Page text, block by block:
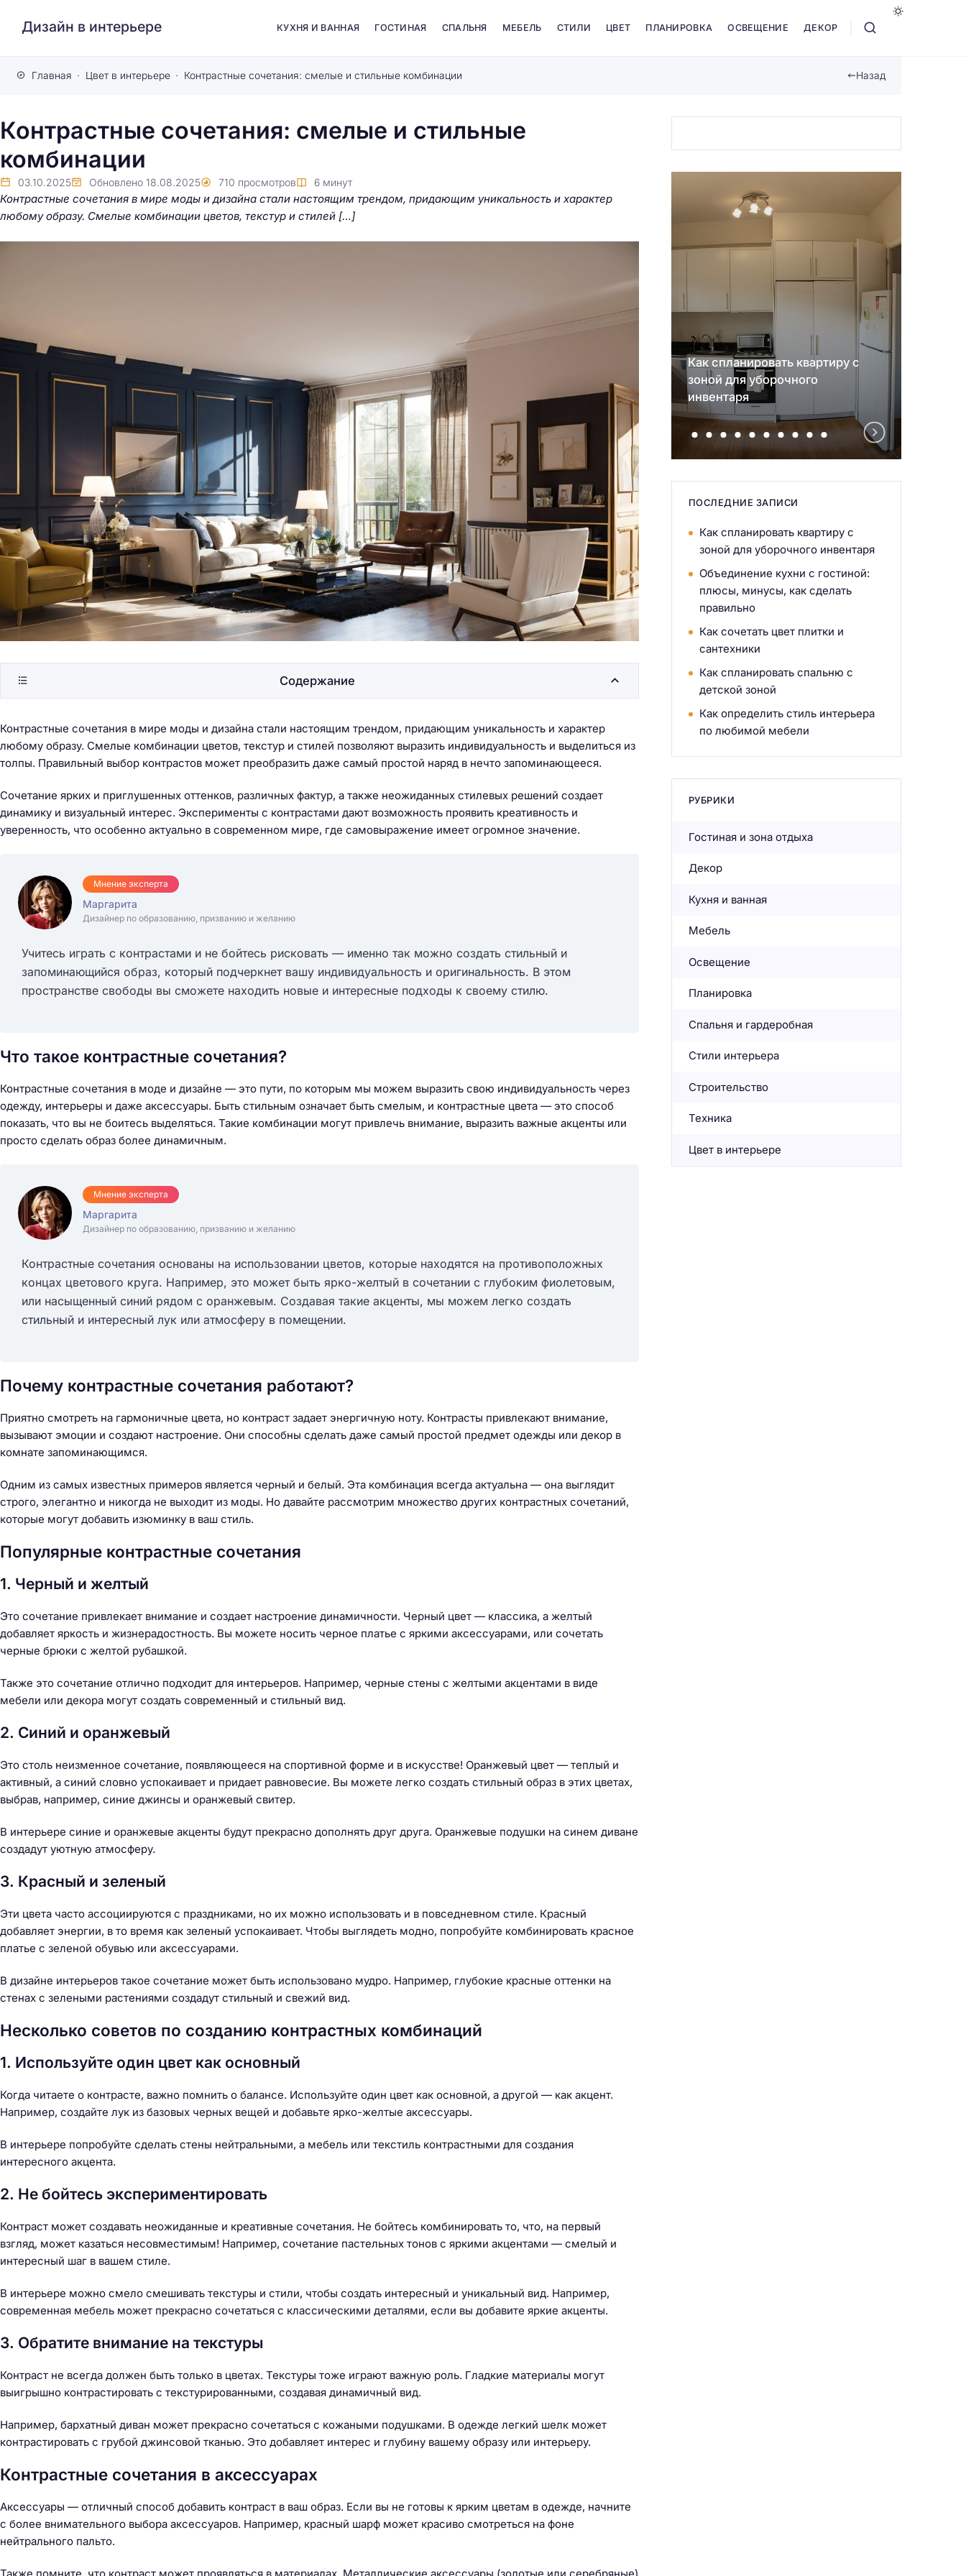
Дизайн в интерьере КУХНЯ И ВАННАЯ ГОСТИНАЯ СПАЛЬНЯ МЕБЕЛЬ СТИЛИ ЦВЕТ ПЛАНИРОВКА ОСВЕЩЕНИЕ ДЕКОР
Главная Цвет в интерьере Контрастные сочетания: смелые и стильные комбинации Назад
Контрастные сочетания: смелые и стильные
комбинации
03.10.2025 Обновлено 18.08.2025 710 просмотров 6 минут
Контрастные сочетания в мире моды и дизайна стали настоящим трендом, придающим уникальность и характер
любому образу. Смелые комбинации цветов, текстур и стилей […]
Контрастные сочетания в мире моды и дизайна стали настоящим трендом, придающим уникальность и характер
любому образу. Смелые комбинации цветов, текстур и стилей позволяют выразить индивидуальность и выделиться из
толпы. Правильный выбор контрастов может преобразить даже самый простой наряд в нечто запоминающееся.
Сочетание ярких и приглушенных оттенков, различных фактур, а также неожиданных стилевых решений создает
динамику и визуальный интерес. Эксперименты с контрастами дают возможность проявить креативность и
уверенность, что особенно актуально в современном мире, где самовыражение имеет огромное значение.
Мнение эксперта
Маргарита
Дизайнер по образованию, призванию и желанию
Учитесь играть с контрастами и не бойтесь рисковать — именно так можно создать стильный и
запоминающийся образ, который подчеркнет вашу индивидуальность и оригинальность. В этом
пространстве свободы вы сможете находить новые и интересные подходы к своему стилю.
Что такое контрастные сочетания?
Контрастные сочетания в моде и дизайне — это пути, по которым мы можем выразить свою индивидуальность через
одежду, интерьеры и даже аксессуары. Быть стильным означает быть смелым, и контрастные цвета — это способ
показать, что вы не боитесь выделяться. Такие комбинации могут привлечь внимание, выразить важные акценты или
просто сделать образ более динамичным.
Мнение эксперта
Маргарита
Дизайнер по образованию, призванию и желанию
Контрастные сочетания основаны на использовании цветов, которые находятся на противоположных
концах цветового круга. Например, это может быть ярко-желтый в сочетании с глубоким фиолетовым,
или насыщенный синий рядом с оранжевым. Создавая такие акценты, мы можем легко создать
стильный и интересный лук или атмосферу в помещении.
Почему контрастные сочетания работают?
Приятно смотреть на гармоничные цвета, но контраст задает энергичную ноту. Контрасты привлекают внимание,
вызывают эмоции и создают настроение. Они способны сделать даже самый простой предмет одежды или декор в
комнате запоминающимся.
Одним из самых известных примеров является черный и белый. Эта комбинация всегда актуальна — она выглядит
строго, элегантно и никогда не выходит из моды. Но давайте рассмотрим множество других контрастных сочетаний,
которые могут добавить изюминку в ваш стиль.
Популярные контрастные сочетания
1. Черный и желтый
Это сочетание привлекает внимание и создает настроение динамичности. Черный цвет — классика, а желтый
добавляет яркость и жизнерадостность. Вы можете носить черное платье с яркими аксессуарами, или сочетать
черные брюки с желтой рубашкой.
Также это сочетание отлично подходит для интерьеров. Например, черные стены с желтыми акцентами в виде
мебели или декора могут создать современный и стильный вид.
2. Синий и оранжевый
Это столь неизменное сочетание, появляющееся на спортивной форме и в искусстве! Оранжевый цвет — теплый и
активный, а синий словно успокаивает и придает равновесие. Вы можете легко создать стильный образ в этих цветах,
выбрав, например, синие джинсы и оранжевый свитер.
В интерьере синие и оранжевые акценты будут прекрасно дополнять друг друга. Оранжевые подушки на синем диване
создадут уютную атмосферу.
3. Красный и зеленый
Эти цвета часто ассоциируются с праздниками, но их можно использовать и в повседневном стиле. Красный
добавляет энергии, в то время как зеленый успокаивает. Чтобы выглядеть модно, попробуйте комбинировать красное
платье с зеленой обувью или аксессуарами.
В дизайне интерьеров такое сочетание может быть использовано мудро. Например, глубокие красные оттенки на
стенах с зелеными растениями создадут стильный и свежий вид.
Несколько советов по созданию контрастных комбинаций
1. Используйте один цвет как основный
Когда читаете о контрасте, важно помнить о балансе. Используйте один цвет как основной, а другой — как акцент.
Например, создайте лук из базовых черных вещей и добавьте ярко-желтые аксессуары.
В интерьере попробуйте сделать стены нейтральными, а мебель или текстиль контрастными для создания
интересного акцента.
2. Не бойтесь экспериментировать
Контраст может создавать неожиданные и креативные сочетания. Не бойтесь комбинировать то, что, на первый
взгляд, может казаться несовместимым! Например, сочетание пастельных тонов с яркими акцентами — смелый и
интересный шаг в вашем стиле.
В интерьере можно смело смешивать текстуры и стили, чтобы создать интересный и уникальный вид. Например,
современная мебель может прекрасно сочетаться с классическими деталями, если вы добавите яркие акценты.
3. Обратите внимание на текстуры
Контраст не всегда должен быть только в цветах. Текстуры тоже играют важную роль. Гладкие материалы могут
выигрышно контрастировать с текстурированными, создавая динамичный вид.
Например, бархатный диван может прекрасно сочетаться с кожаными подушками. В одежде легкий шелк может
контрастировать с грубой джинсовой тканью. Это добавляет интерес и глубину вашему образу или интерьеру.
Контрастные сочетания в аксессуарах
Аксессуары — отличный способ добавить контраст в ваш образ. Если вы не готовы к ярким цветам в одежде, начните
с более внимательного выбора аксессуаров. Например, красный шарф может красиво смотреться на фоне
нейтрального пальто.
Также помните, что контраст может проявляться в материалах. Металлические аксессуары (золотые или серебряные)
Содержание
Как согласовать
перепланировку в БТИ
Фасадная подсветка дома
Как спланировать квартиру с
зоной для уборочного
инвентаря
ПОСЛЕДНИЕ ЗАПИСИ
Как спланировать квартиру с
зоной для уборочного инвентаря
Объединение кухни с гостиной:
плюсы, минусы, как сделать
правильно
Как сочетать цвет плитки и
сантехники
Как спланировать спальню с
детской зоной
Как определить стиль интерьера
по любимой мебели
РУБРИКИ
Гостиная и зона отдыха
Декор
Кухня и ванная
Мебель
Освещение
Планировка
Спальня и гардеробная
Стили интерьера
Строительство
Техника
Цвет в интерьере
й
т